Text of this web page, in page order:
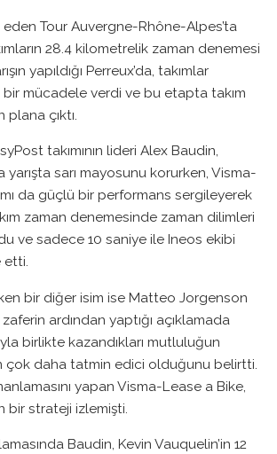
eden Tour Auvergne-Rhône-Alpes’ta
28.4 kilometrelik zaman denemesi
yapıldığı Perreux’da, takımlar
bir mücadele verdi ve bu etapta takım
çıktı.
takımının lideri Alex Baudin,
yarışta sarı mayosunu korurken, Visma-
da güçlü bir performans sergileyerek
zaman denemesinde zaman dilimleri
ve sadece 10 saniye ile Ineos ekibi
etti.
bir diğer isim ise Matteo Jorgenson
ardından yaptığı açıklamada
birlikte kazandıkları mutluluğun
çok daha tatmin edici olduğunu belirtti.
yapan Visma-Lease a Bike,
bir strateji izlemişti.
Baudin, Kevin Vauquelin’in 12